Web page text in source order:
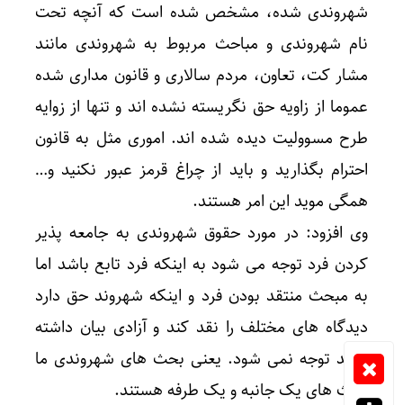
شهروندی شده، مشخص شده است که آنچه تحت
نام شهروندی و مباحث مربوط به شهروندی مانند
مشار کت، تعاون، مردم سالاری و قانون مداری شده
عموما از زاویه حق نگریسته نشده اند و تنها از زوایه
طرح مسوولیت دیده شده اند. اموری مثل به قانون
احترام بگذارید و باید از چراغ قرمز عبور نکنید و…
همگی موید این امر هستند.
وی افزود: در مورد حقوق شهروندی به جامعه پذیر
کردن فرد توجه می شود به اینکه فرد تابع باشد اما
به مبحث منتقد بودن فرد و اینکه شهروند حق دارد
دیدگاه های مختلف را نقد کند و آزادی بیان داشته
باشد توجه نمی شود. یعنی بحث های شهروندی ما
بحث های یک جانبه و یک طرفه هستند.